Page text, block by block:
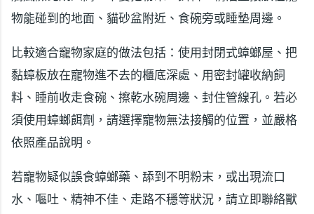
物能碰到的地面、貓砂盆附近、食碗旁或睡墊周邊。
比較適合寵物家庭的做法包括：使用封閉式蟑螂屋、把
黏蟑板放在寵物進不去的櫃底深處、用密封罐收納飼
料、睡前收走食碗、擦乾水碗周邊、封住管線孔。若必
須使用蟑螂餌劑，請選擇寵物無法接觸的位置，並嚴格
依照產品說明。
若寵物疑似誤食蟑螂藥、舔到不明粉末，或出現流口
水、嘔吐、精神不佳、走路不穩等狀況，請立即聯絡獸